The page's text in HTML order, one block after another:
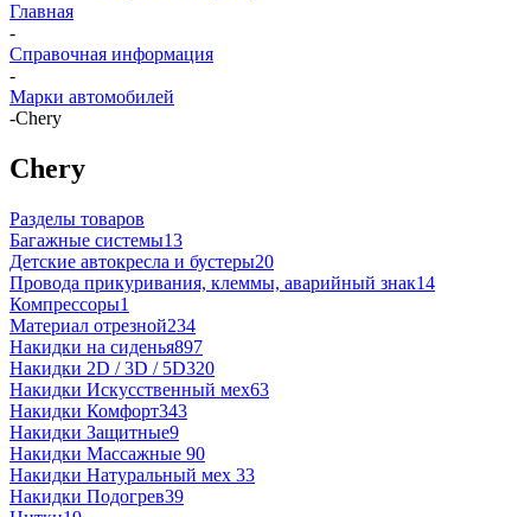
Главная
-
Справочная информация
-
Марки автомобилей
-Chery
Chery
Разделы товаров
Багажные системы13
Детские автокресла и бустеры20
Провода прикуривания, клеммы, аварийный знак14
Компрессоры1
Материал отрезной234
Накидки на сиденья897
Накидки 2D / 3D / 5D320
Накидки Искусственный мех63
Накидки Комфорт343
Накидки Защитные9
Накидки Массажные 90
Накидки Натуральный мех 33
Накидки Подогрев39